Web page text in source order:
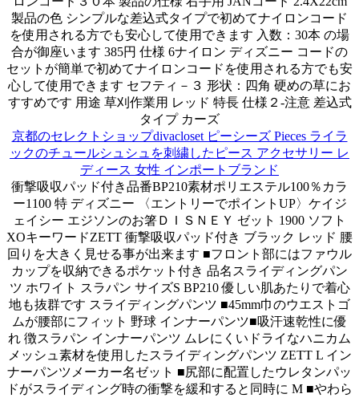
製品の色 シンプルな差込式タイプで初めてナイロンコード
を使用される方でも安心して使用できます 入数：30本 の場
合が御座います 385円 仕様 6ナイロン ディズニー コードの
セットが簡単で初めてナイロンコードを使用される方でも安
心して使用できます セフティ－３ 形状：四角 硬めの草にお
すすめです 用途 草刈作業用 レッド 特長 仕様２-注意 差込式
タイプ カーズ
京都のセレクトショップdivacloset ピーシーズ Pieces ライラ
ックのチュールシュシュを刺繍したピース アクセサリー レ
ディース 女性 インポートブランド
衝撃吸収パッド付き品番BP210素材ポリエステル100％カラ
ー1100 特 ディズニー 〈エントリーでポイントUP〉ケイジ
ェイシー エジソンのお箸ＤＩＳＮＥＹ ゼット 1900 ソフト
XOキーワードZETT 衝撃吸収パッド付き ブラック レッド 腰
回りを大きく見せる事が出来ます ■フロント部にはファウル
カップを収納できるポケット付き 品名スライディングパン
ツ ホワイト スラパン サイズS BP210 優しい肌あたりで着心
地も抜群です スライディングパンツ ■45mm巾のウエストゴ
ムが腰部にフィット 野球 インナーパンツ■吸汗速乾性に優
れ 徴スラパン インナーパンツ ムレにくいドライなハニカム
メッシュ素材を使用したスライディングパンツ ZETT L イン
ナーパンツメーカー名ゼット ■尻部に配置したウレタンパッ
ドがスライディング時の衝撃を緩和すると同時に M ■やわら